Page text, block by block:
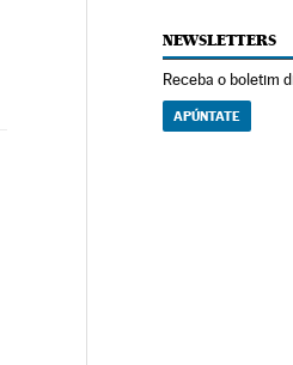
NEWSLETTERS
Receba o boletim
APÚNTATE